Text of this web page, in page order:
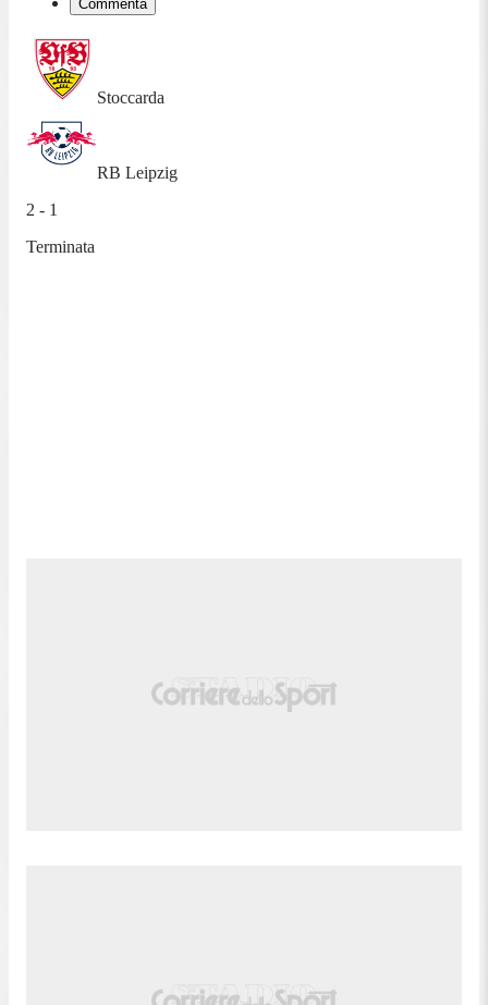
Commenta
Stoccarda
RB Leipzig
2 - 1
Terminata